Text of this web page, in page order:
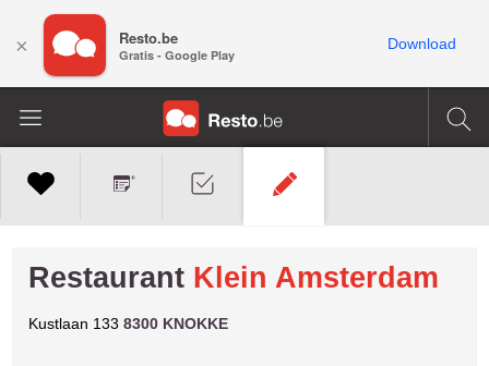
Restaurant Klein Amsterdam
Kustlaan 133 8300 KNOKKE
× Resto.be
Gratis - Google Play
Download